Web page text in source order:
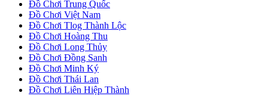
Đồ Chơi Trung Quốc
Đồ Chơi Việt Nam
Đồ Chơi Tlog Thành Lộc
Đồ Chơi Hoàng Thu
Đồ Chơi Long Thủy
Đồ Chơi Đồng Sanh
Đồ Chơi Minh Ký
Đồ Chơi Thái Lan
Đồ Chơi Liên Hiệp Thành